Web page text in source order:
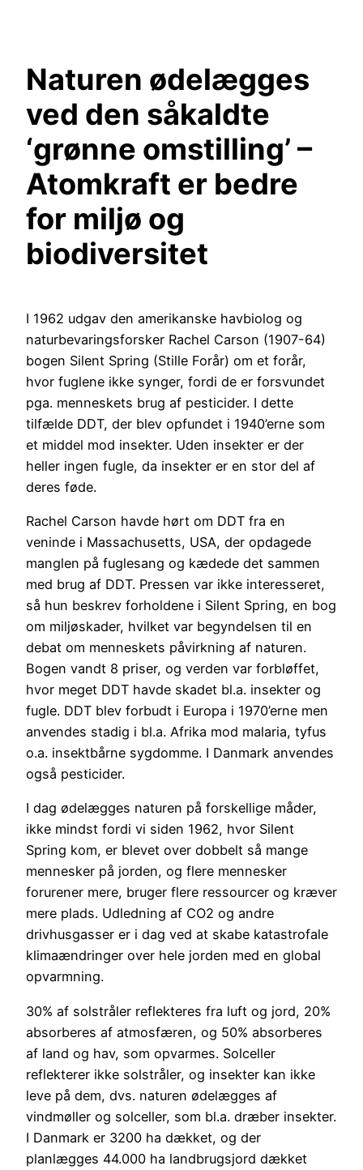
Naturen ødelægges
ved den såkaldte
‘grønne omstilling’ –
Atomkraft er bedre
for miljø og
biodiversitet
I 1962 udgav den amerikanske havbiolog og
naturbevaringsforsker Rachel Carson (1907-64)
bogen Silent Spring (Stille Forår) om et forår,
hvor fuglene ikke synger, fordi de er forsvundet
pga. menneskets brug af pesticider. I dette
tilfælde DDT, der blev opfundet i 1940’erne som
et middel mod insekter. Uden insekter er der
heller ingen fugle, da insekter er en stor del af
deres føde.
Rachel Carson havde hørt om DDT fra en
veninde i Massachusetts, USA, der opdagede
manglen på fuglesang og kædede det sammen
med brug af DDT. Pressen var ikke interesseret,
så hun beskrev forholdene i Silent Spring, en bog
om miljøskader, hvilket var begyndelsen til en
debat om menneskets påvirkning af naturen.
Bogen vandt 8 priser, og verden var forbløffet,
hvor meget DDT havde skadet bl.a. insekter og
fugle. DDT blev forbudt i Europa i 1970’erne men
anvendes stadig i bl.a. Afrika mod malaria, tyfus
o.a. insektbårne sygdomme. I Danmark anvendes
også pesticider.
I dag ødelægges naturen på forskellige måder,
ikke mindst fordi vi siden 1962, hvor Silent
Spring kom, er blevet over dobbelt så mange
mennesker på jorden, og flere mennesker
forurener mere, bruger flere ressourcer og kræver
mere plads. Udledning af CO2 og andre
drivhusgasser er i dag ved at skabe katastrofale
klimaændringer over hele jorden med en global
opvarmning.
30% af solstråler reflekteres fra luft og jord, 20%
absorberes af atmosfæren, og 50% absorberes
af land og hav, som opvarmes. Solceller
reflekterer ikke solstråler, og insekter kan ikke
leve på dem, dvs. naturen ødelægges af
vindmøller og solceller, som bl.a. dræber insekter.
I Danmark er 3200 ha dækket, og der
planlægges 44.000 ha landbrugsjord dækket